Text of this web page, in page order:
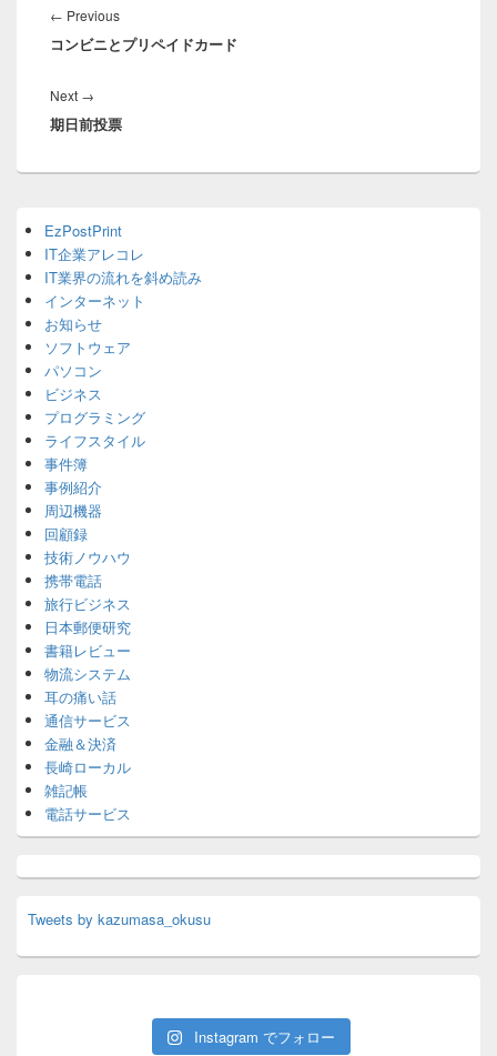
稿
ナ
ゲ
ー
シ
← PreviousPrevious
post:
コンビニとプリペイドカード
Next →
post:
期日前投票
Sidebar
Widget
Area
EzPostPrint
IT企業アレコレ
IT業界の流れを斜め読み
インターネット
お知らせ
ソフトウェア
パソコン
ビジネス
プログラミング
ライフスタイル
事件簿
事例紹介
周辺機器
回顧録
技術ノウハウ
携帯電話
旅行ビジネス
日本郵便研究
書籍レビュー
物流システム
耳の痛い話
通信サービス
金融＆決済
長崎ローカル
雑記帳
電話サービス
Tweets by kazumasa_okusu
Instagram でフォロー